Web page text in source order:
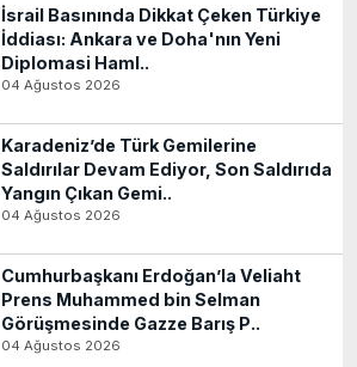
İsrail Basınında Dikkat Çeken Türkiye
İddiası: Ankara ve Doha'nın Yeni
Diplomasi Haml..
04 Ağustos 2026
Karadeniz’de Türk Gemilerine
Saldırılar Devam Ediyor, Son Saldırıda
Yangın Çıkan Gemi..
04 Ağustos 2026
Cumhurbaşkanı Erdoğan’la Veliaht
Prens Muhammed bin Selman
Görüşmesinde Gazze Barış P..
04 Ağustos 2026